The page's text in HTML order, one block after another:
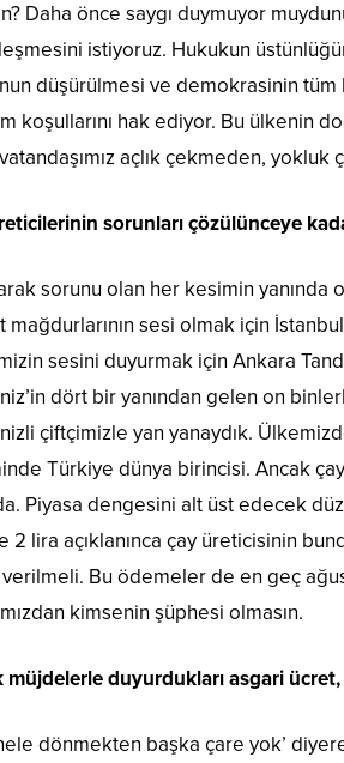
Daha önce saygı duymuyor
istiyoruz. Hukukun
düşürülmesi ve demokrasinin
koşullarını hak ediyor. Bu ülkenin
açlık çekmeden,
sorunları çözülünceye
sorunu olan her kesimin
mağdurlarının sesi olmak için
sesini duyurmak için Ankara
dört bir yanından gelen on
çiftçimizle yan yanaydık.
Türkiye dünya birincisi. Ancak çay
Piyasa dengesini alt üst edecek
2 lira açıklanınca çay üreticisinin
Bu ödemeler de en geç
kimsenin şüphesi olmasın.
müjdelerle duyurdukları asgari
dönmekten başka çare yok’